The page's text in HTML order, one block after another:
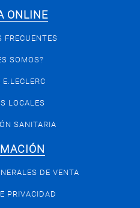
ONLINE
FRECUENTES
SOMOS?
LOCALES
SANITARIA
DE VENTA
PRIVACIDAD